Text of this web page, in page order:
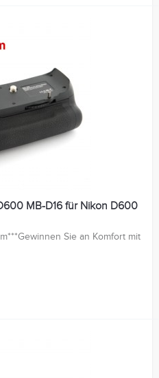
MB-D16 für Nikon D600
Sie an Komfort mit